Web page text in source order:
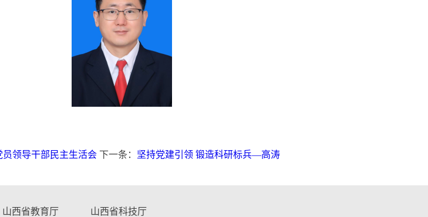
员领导干部民主生活会下一条： 坚持党建引领 锻造科研标兵—高涛
山西省教育厅 山西省科技厅